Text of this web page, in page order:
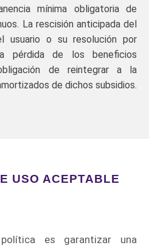
mínima obligatoria de
La rescisión anticipada del
usuario o su resolución por
pérdida de los beneficios
de reintegrar a la
de dichos subsidios.
USO ACEPTABLE
es garantizar una